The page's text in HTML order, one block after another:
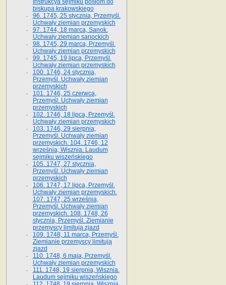
Instrukcya sejmiku posłom do
biskupa krakowskiego
96. 1745, 25 stycznia, Przemyśl.
Uchwały ziemian przemyskich
97. 1744, 18 marca, Sanok.
Uchwały ziemian sanockich
98. 1745, 29 marca, Przemyśl.
Uchwały ziemian przemyskich
99. 1745, 19 lipca, Przemyśl.
Uchwały ziemian przemyskich
100. 1746, 24 stycznia,
Przemyśl. Uchwały ziemian
przemyskich
101. 1746, 25 czerwca,
Przemyśl. Uchwały ziemian
przemyskich
102. 1746, 18 lipca, Przemyśl.
Uchwały ziemian przemyskich
103. 1746, 29 sierpnia,
Przemyśl. Uchwały ziemian
przemyskich. 104. 1746, 12
września, Wisznia. Laudum
sejmiku wiszeńskiego
105. 1747, 27 stycznia,
Przemyśl. Uchwały ziemian
przemyskich
106. 1747, 17 lipca, Przemyśl.
Uchwały ziemian przemyskich.
107. 1747, 25 września,
Przemyśl. Uchwały ziemian
przemyskich. 108. 1748, 26
stycznia, Przemyśl. Ziemianie
przemyscy limitują zjazd
109. 1748, 11 marca, Przemyśl.
Ziemianie przemyscy limitują
zjazd
110. 1748, 6 maja, Przemyśl.
Uchwały ziemian przemyskich
111. 1748, 19 sierpnia, Wisznia.
Laudum sejmiku wiszeńskiego